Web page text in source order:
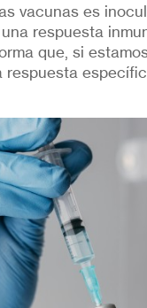
vacunas es
respuesta
que, si